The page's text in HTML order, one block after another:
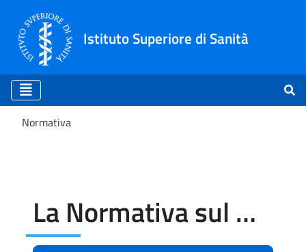
Istituto Superiore di Sanità
Normativa
La Normativa sul fumo in Italia